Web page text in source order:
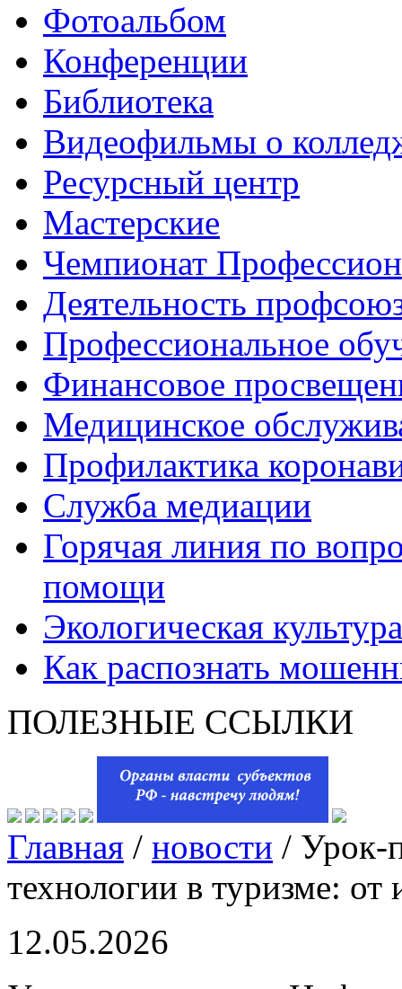
Фотоальбом
Конференции
Библиотека
Видеофильмы о
Ресурсный центр
Мастерские
Чемпионат
Деятельность
Профессиональное
Финансовое
Медицинское
Профилактика
Служба медиации
Горячая линия по
помощи
Экологическая культура
Как распознать
ПОЛЕЗНЫЕ ССЫЛКИ
Главная / новости / Урок-
технологии в туризме:
12.05.2026